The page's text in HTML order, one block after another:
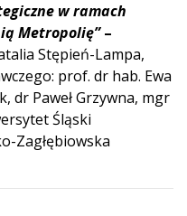
w ramach
Metropolię”–
Stępień-Lampa,
prof. dr hab. Ewa
dr Paweł Grzywna, mgr
Śląski
Zagłębiowska